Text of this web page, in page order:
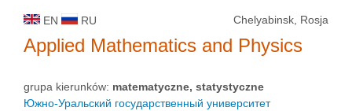
EN RU Chelyabinsk, Rosja
Applied Mathematics and Physics
grupa kierunków: matematyczne, statystyczne
Южно-Уральский государственный университет